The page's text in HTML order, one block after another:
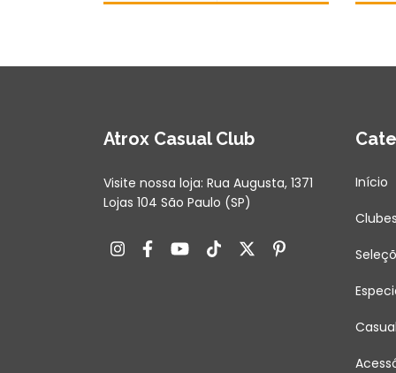
Atrox Casual Club
Visite nossa loja: Rua Augusta, 1371
Lojas 104 São Paulo (SP)
Início
Clubes
Casual